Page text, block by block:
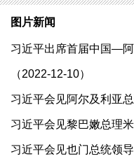
图片新闻
习近平出席首届中国—
（2022-12-10）
习近平会见阿尔及利亚
习近平会见黎巴嫩总理
习近平会见也门总统领